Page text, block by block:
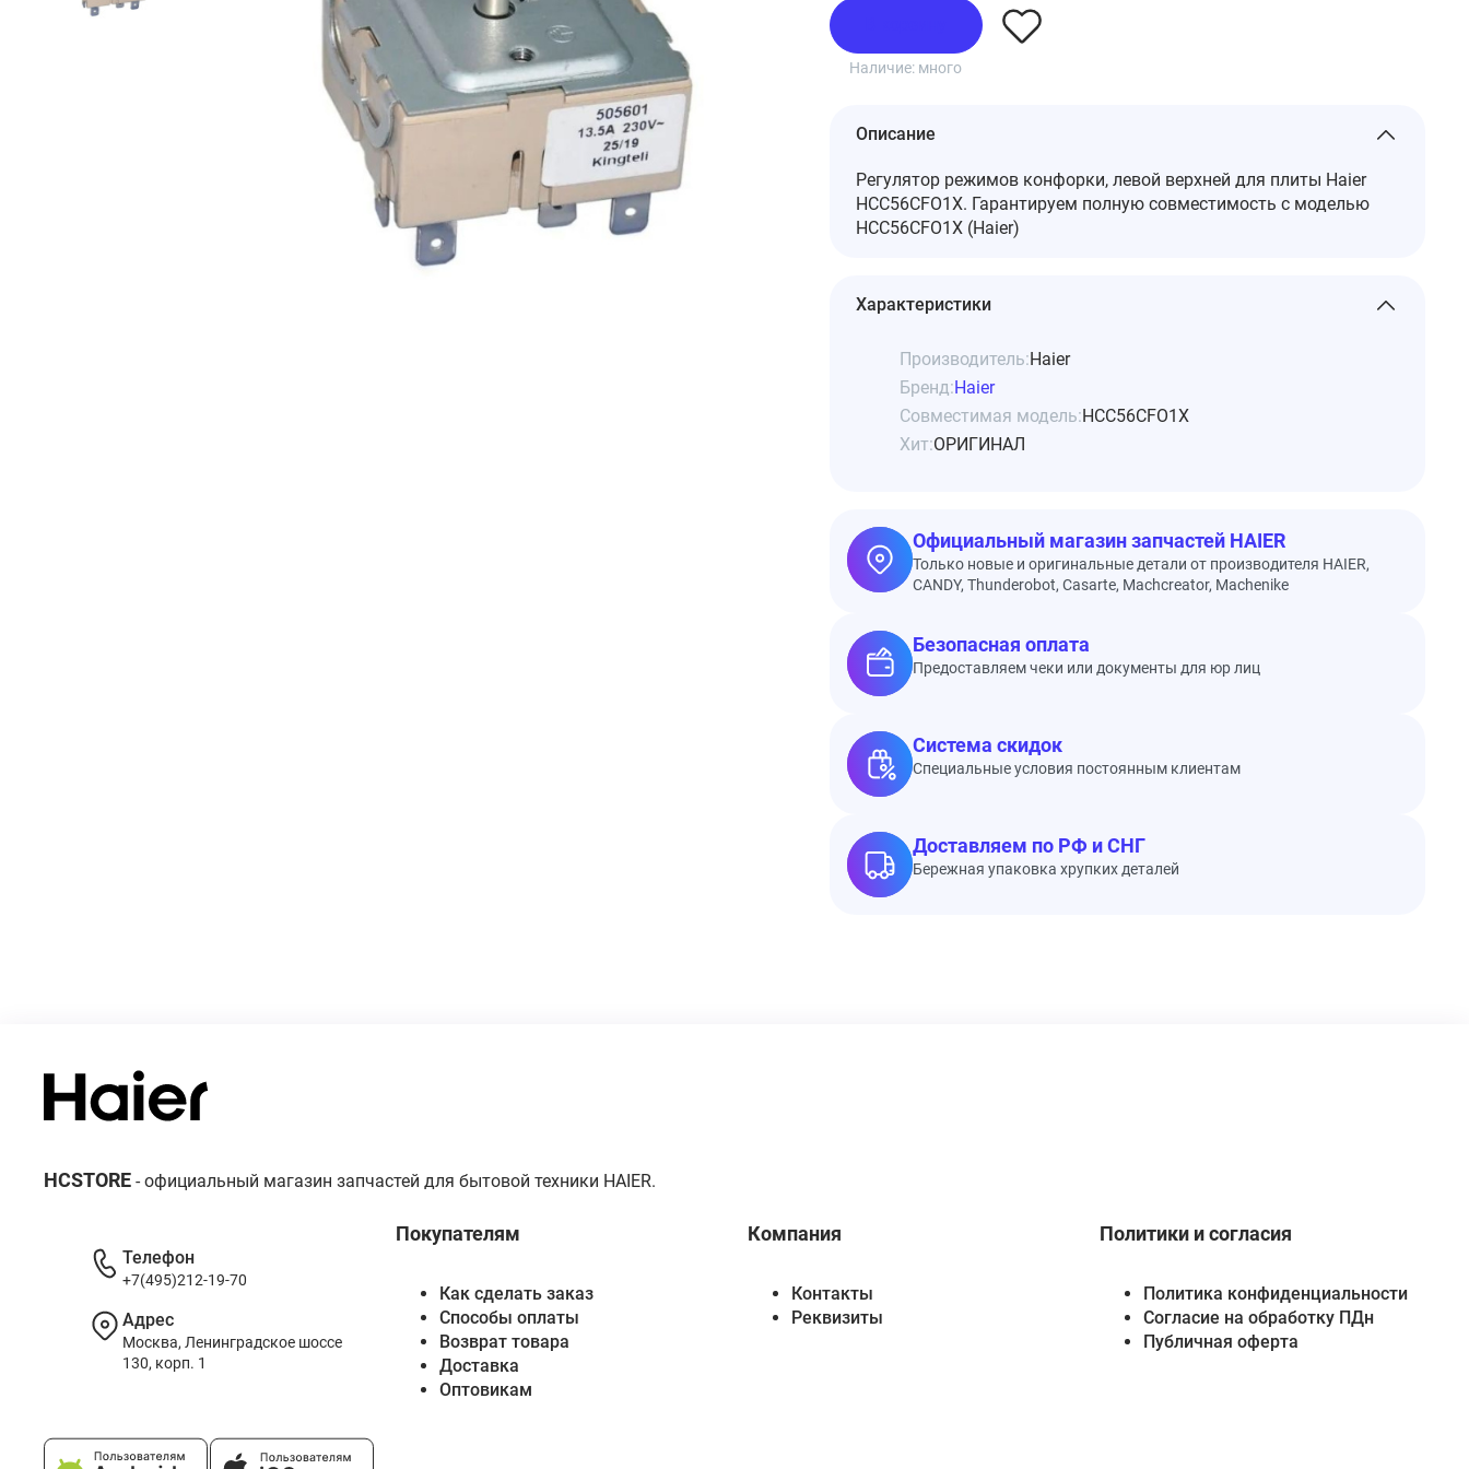
Наличие: много
Описание
Регулятор режимов конфорки, левой верхней для плиты Haier
HCC56CFO1X. Гарантируем полную совместимость с моделью
HCC56CFO1X (Haier)
Характеристики
Производитель:Haier
Бренд:Haier
Совместимая модель:HCC56CFO1X
Хит:ОРИГИНАЛ
Официальный магазин запчастей HAIER
Только новые и оригинальные детали от производителя HAIER,
CANDY, Thunderobot, Casarte, Machcreator, Machenike
Безопасная оплата
Предоставляем чеки или документы для юр лиц
Система скидок
Специальные условия постоянным клиентам
Доставляем по РФ и СНГ
Бережная упаковка хрупких деталей
HCSTORE - официальный магазин запчастей для бытовой техники HAIER.
Покупателям
Как сделать заказ
Способы оплаты
Возврат товара
Доставка
Оптовикам
Компания
Контакты
Реквизиты
Политики и согласия
Политика конфиденциальности
Согласие на обработку ПДн
Публичная оферта
Телефон
+7(495)212-19-70
Адрес
Москва, Ленинградское шоссе
130, корп. 1